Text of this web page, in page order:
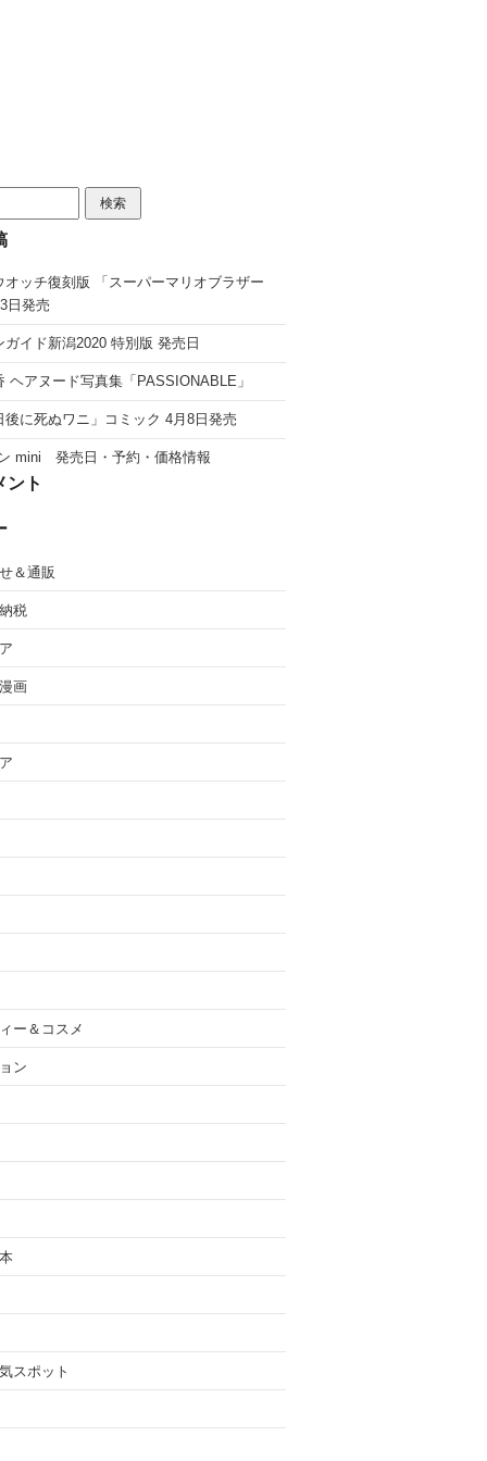
オッチ復刻版 「スーパーマリオブラザー
日発売
ガイド新潟2020 特別版 発売日
ヘアヌード写真集「PASSIONABLE」
後に死ぬワニ」コミック 4月8日発売
mini 発売日・予約・価格情報
ント
＆通販
税
画
ー＆コスメ
ン
スポット